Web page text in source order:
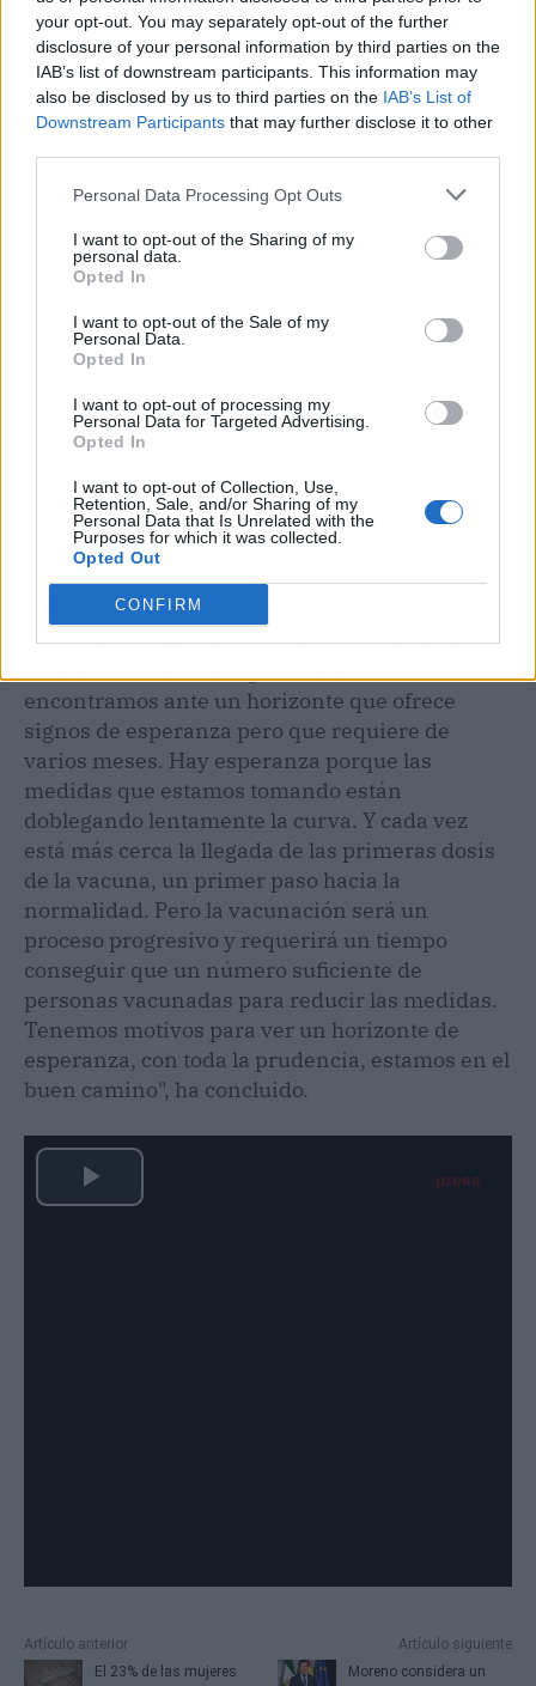
your opt-out. You may separately opt-out of the further
disclosure of your personal information by third parties on the
IAB’s list of downstream participants. This information may
also be disclosed by us to third parties on the IAB’s List of
Downstream Participants that may further disclose it to other
Personal Data Processing Opt Outs
I want to opt-out of the Sharing of my
personal data.
Opted In
I want to opt-out of the Sale of my
Personal Data.
Opted In
I want to opt-out of processing my
Personal Data for Targeted Advertising.
Opted In
I want to opt-out of Collection, Use,
Retention, Sale, and/or Sharing of my
Personal Data that Is Unrelated with the
Purposes for which it was collected.
Opted Out
CONFIRM
Para concluir, el ministro se ha dirigido a los
ciudadanos, resaltando que España está "en un
encontramos ante un horizonte que ofrece
signos de esperanza pero que requiere de
varios meses. Hay esperanza porque las
medidas que estamos tomando están
doblegando lentamente la curva. Y cada vez
está más cerca la llegada de las primeras dosis
de la vacuna, un primer paso hacia la
normalidad. Pero la vacunación será un
proceso progresivo y requerirá un tiempo
conseguir que un número suficiente de
personas vacunadas para reducir las medidas.
Tenemos motivos para ver un horizonte de
esperanza, con toda la prudencia, estamos en el
buen camino", ha concluido.
Artículo anterior
El 23% de las mujeres
Artículo siguiente
Moreno considera un